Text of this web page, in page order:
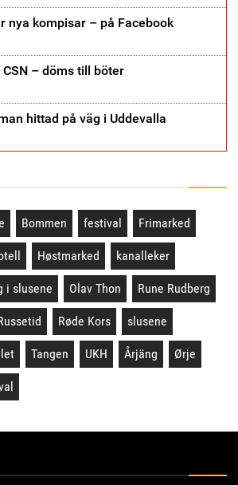
nya kompisar – på Facebook
– döms till böter
hittad på väg i Uddevalla
Bommen festival Frimarked
Høstmarked kanalleker
i slusene Olav Thon Rune Rudberg
Røde Kors slusene
Tangen UKH Årjäng Ørje